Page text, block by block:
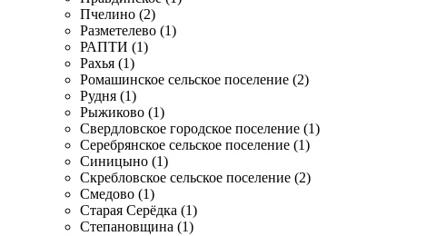
Пчелино (2)
Разметелево (1)
РАПТИ (1)
Рахья (1)
Ромашинское сельское поселение (2)
Рудня (1)
Рыжиково (1)
Свердловское городское поселение (1)
Серебрянское сельское поселение (1)
Синицыно (1)
Скребловское сельское поселение (2)
Смедово (1)
Старая Серёдка (1)
Степановщина (1)